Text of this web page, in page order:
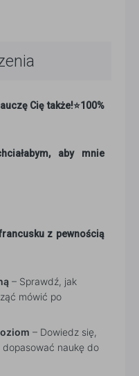
Cię także!⭐100%
aby mnie
z pewnością
– Sprawdź, jak
mówić po
– Dowiedz się,
naukę do